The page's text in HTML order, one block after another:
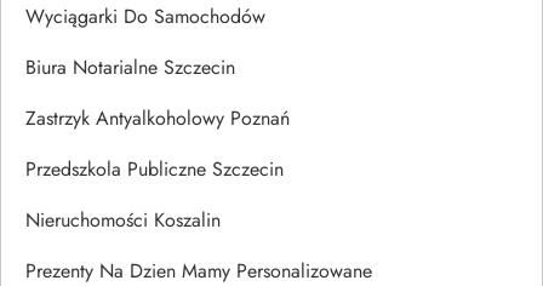
Wyciągarki Do Samochodów
Biura Notarialne Szczecin
Zastrzyk Antyalkoholowy Poznań
Przedszkola Publiczne Szczecin
Nieruchomości Koszalin
Prezenty Na Dzien Mamy Personalizowane